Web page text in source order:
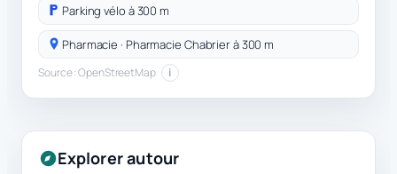
Parking vélo à 300 m
Pharmacie · Pharmacie Chabrier à 300 m
Source : OpenStreetMap i
Explorer autour